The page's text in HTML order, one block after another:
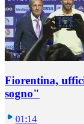
Fiorentina,
sogno"
01:14